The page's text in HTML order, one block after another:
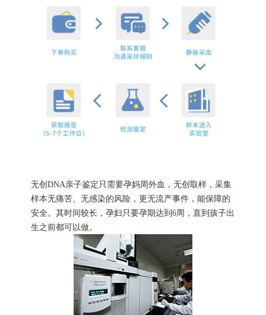
无创DNA亲子鉴定只需要孕妈周外血，无创取样，采集
样本无痛苦、无感染的风险，更无流产事件，能保障的
安全。其时间较长，孕妇只要孕期达到6周，直到孩子出
生之前都可以做。